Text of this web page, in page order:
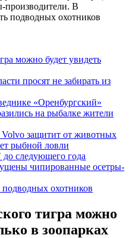
производители. В
подводных охотников
можно будет увидеть
просят не забирать из
«Оренбургский»
на рыбалке жители
защитит от животных
рыбной ловли
следующего года
чипированные осетры-
подводных охотников
тигра можно
в зоопарках